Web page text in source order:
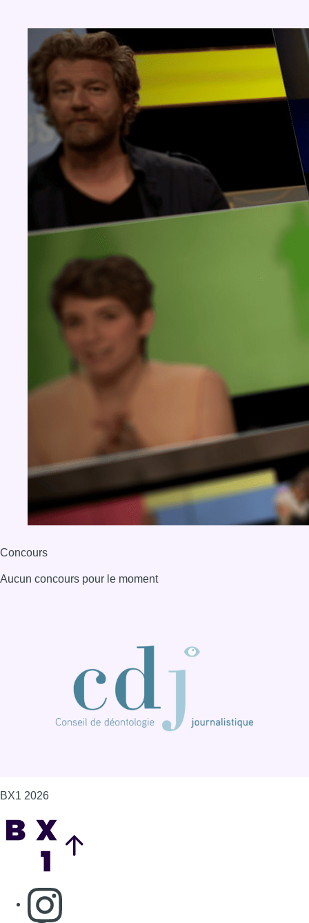
Concours
Aucun concours pour le moment
BX1 2026
Consulter page Instagram